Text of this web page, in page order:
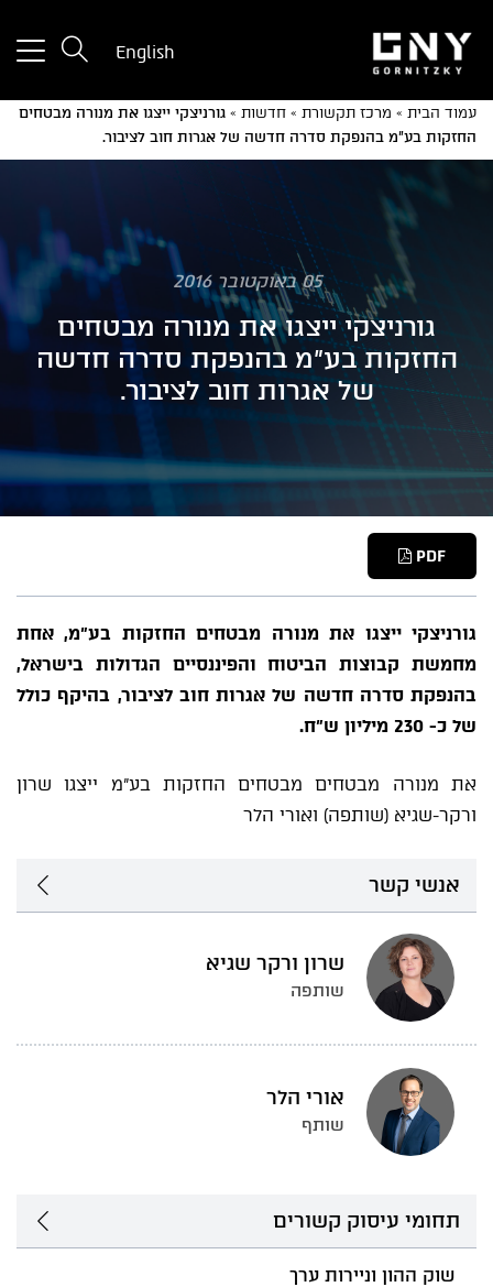
for
English
עמוד הבית » מרכז תקשורת » חדשות » גורניצקי ייצגו את מנורה מבטחים
החזקות בע"מ בהנפקת סדרה חדשה של אגרות חוב לציבור.
05 באוקטובר 2016
גורניצקי ייצגו את מנורה מבטחים
החזקות בע"מ בהנפקת סדרה חדשה
של אגרות חוב לציבור.
PDF
גורניצקי ייצגו את מנורה מבטחים החזקות בע"מ, אחת
מחמשת קבוצות הביטוח והפיננסיים הגדולות בישראל,
בהנפקת סדרה חדשה של אגרות חוב לציבור, בהיקף כולל
של כ- 230 מיליון ש"ח.
את מנורה מבטחים מבטחים החזקות בע"מ ייצגו שרון
ורקר-שגיא (שותפה) ואורי הלר
אנשי קשר
שרון ורקר שגיא
שותפה
אורי הלר
שותף
תחומי עיסוק קשורים
שוק ההון וניירות ערך